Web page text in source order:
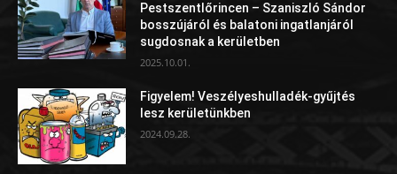
Pestszentlőrincen – Szaniszló Sándor
bosszújáról és balatoni ingatlanjáról
sugdosnak a kerületben
2025.10.01.
Figyelem! Veszélyeshulladék-gyűjtés
lesz kerületünkben
2024.09.28.